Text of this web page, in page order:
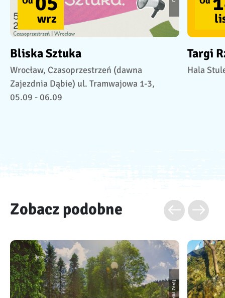
wrz
Bliska Sztuka
Wrocław, Czasoprzestrzeń (dawna
Zajezdnia Dąbie) ul. Tramwajowa 1-3,
05.09 - 06.09
Targi
Hala
Zobacz podobne